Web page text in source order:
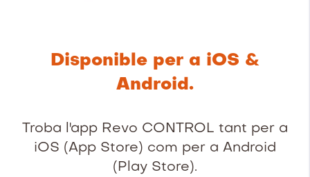
Disponible per a iOS &
Android.
Troba l'app Revo CONTROL tant per a
iOS (App Store) com per a Android
(Play Store).